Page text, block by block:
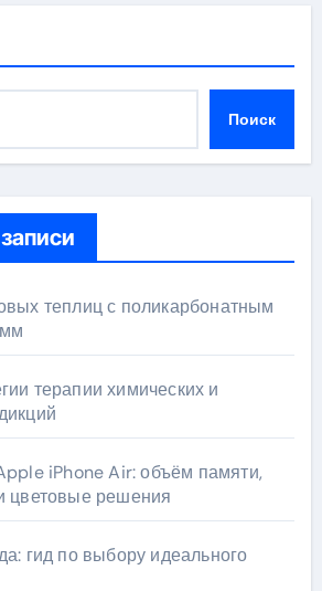
Поиск
теплиц с поликарбонатным
терапии химических и
iPhone Air: объём памяти,
цветовые решения
гид по выбору идеального